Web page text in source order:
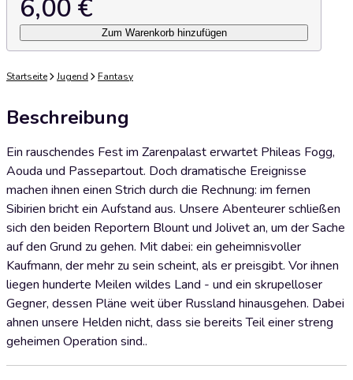
6,00 €
Zum Warenkorb hinzufügen
Startseite Jugend Fantasy
Beschreibung
Ein rauschendes Fest im Zarenpalast erwartet Phileas Fogg,
Aouda und Passepartout. Doch dramatische Ereignisse
machen ihnen einen Strich durch die Rechnung: im fernen
Sibirien bricht ein Aufstand aus. Unsere Abenteurer schließen
sich den beiden Reportern Blount und Jolivet an, um der Sache
auf den Grund zu gehen. Mit dabei: ein geheimnisvoller
Kaufmann, der mehr zu sein scheint, als er preisgibt. Vor ihnen
liegen hunderte Meilen wildes Land - und ein skrupelloser
Gegner, dessen Pläne weit über Russland hinausgehen. Dabei
ahnen unsere Helden nicht, dass sie bereits Teil einer streng
geheimen Operation sind..